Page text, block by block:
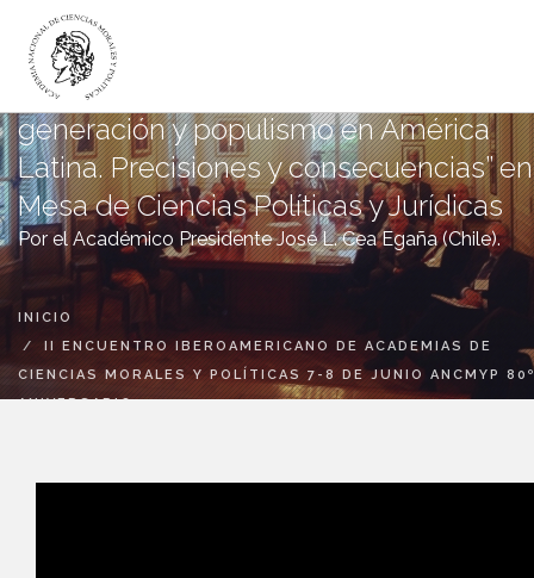
LA ACADEMIA
ACADÉMICOS
INSTITUTOS
DICTÁMENES
PUBLICACIONES
CANAL DIGITAL
BIBLIOTECA
Ponencia sobre “Derechos de la
generación y populismo en América
Latina. Precisiones y consecuencias”
Mesa de Ciencias Políticas y Jurídicas
Por el Académico Presidente José L. Cea Egaña (Chile).
INICIO
II ENCUENTRO IBEROAMERICANO DE ACADEMIAS DE
CIENCIAS MORALES Y POLÍTICAS 7-8 DE JUNIO ANCMYP 80º
ANIVERSARIO